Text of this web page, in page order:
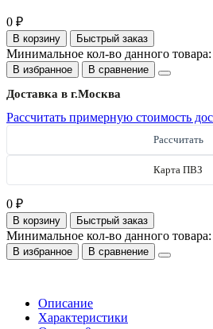
0 ₽
В корзину Быстрый заказ
Минимальное кол-во данного
В избранное В сравнение
Доставка в г.Москва
Рассчитать примерную стоимость
Рассчитать
Карта ПВЗ
0 ₽
В корзину Быстрый заказ
Минимальное кол-во данного
В избранное В сравнение
Описание
Характеристики